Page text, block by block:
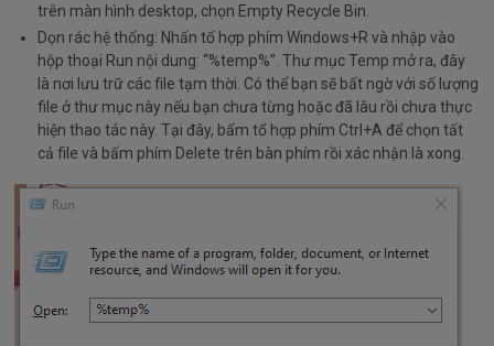
trên màn hình desktop, chọn Empty Recycle Bin.
Dọn rác hệ thống: Nhấn tổ hợp phím Windows+R và nhập vào
hộp thoại Run nội dung: “%temp%”. Thư mục Temp mở ra, đây
là nơi lưu trữ các file tạm thời. Có thể bạn sẽ bất ngờ với số lượng
file ở thư mục này nếu bạn chưa từng hoặc đã lâu rồi chưa thực
hiện thao tác này. Tại đây, bấm tổ hợp phím Ctrl+A để chọn tất
cả file và bấm phím Delete trên bàn phím rồi xác nhận là xong.